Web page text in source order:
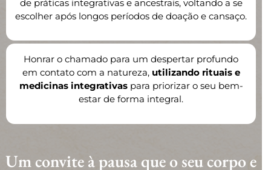
de práticas integrativas e ancestrais, voltando a se
escolher após longos períodos de doação e cansaço.
Honrar o chamado para um despertar profundo
em contato com a natureza, utilizando rituais e
medicinas integrativaspara priorizar o seu bem-
estar de forma integral.
Um convite à pausa que o seu corpo e